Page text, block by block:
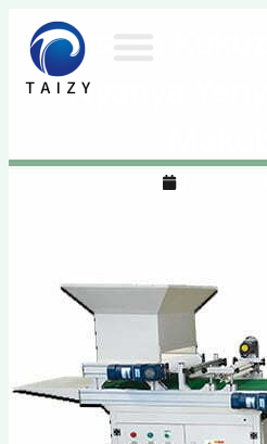
Jinsi Ya
Nyanya